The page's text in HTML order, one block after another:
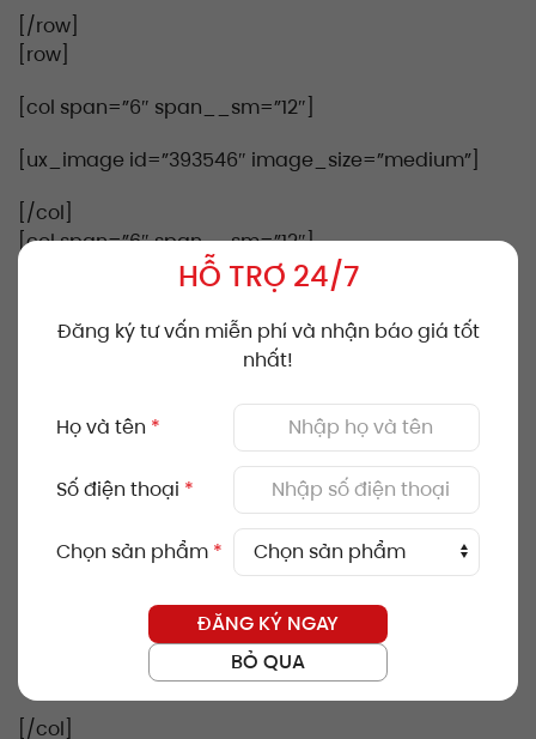
[/row]
[row]
[col span=”6″ span__sm=”12″]
[ux_image id=”393546″ image_size=”medium”]
[/col]
[col span=”6″ span__sm=”12″]
BƯỚC 7 : DÁN GẠCH
lớp cốt bên dưới khô) và hoàn thiện khe mạch (nếu
[/col]
[/row]
[col span=”6″ span__sm=”12″]
[ux_image id=”393547″ image_size=”medium”]
[/col]
HỖ TRỢ 24/7
Đăng ký tư vấn miễn phí và nhận báo giá tốt
nhất!
Họ và tên *
Số điện thoại *
Chọn sản phẩm *
ĐĂNG KÝ NGAY
BỎ QUA